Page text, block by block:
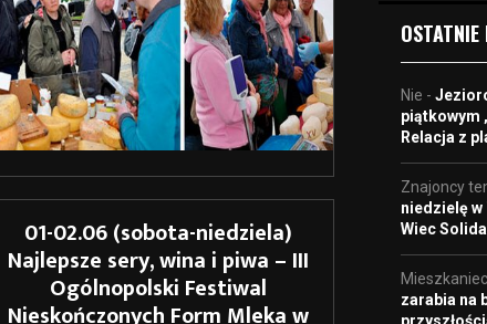
01-02.06 (sobota-niedziela)
Najlepsze sery, wina i piwa – III
Ogólnopolski Festiwal
Nieskończonych Form Mleka w
e
o
Nie -
piątkowym
Relacja z
Znajoncy
niedzielę
Wiec
Mieszkaniec
zarabia na